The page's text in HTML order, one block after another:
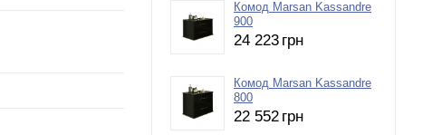
Комод Marsan Kassandre
900
24 223 грн
Комод Marsan Kassandre
800
22 552 грн